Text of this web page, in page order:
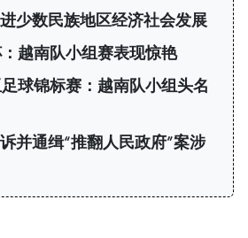
少数民族地区经济社会发展
越南队小组赛表现惊艳
球锦标赛：越南队小组头名
并通缉“推翻人民政府”案涉